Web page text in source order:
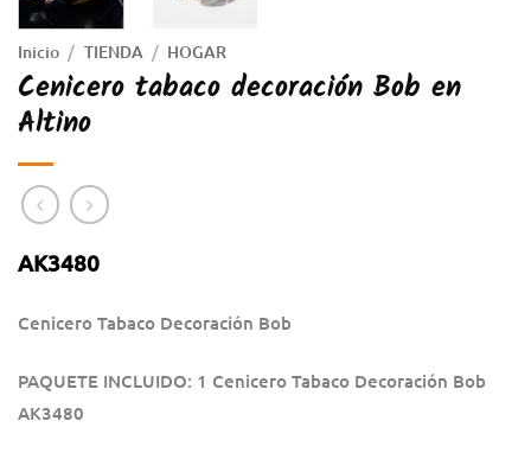
Inicio / TIENDA / HOGAR
Cenicero tabaco decoración Bob en
Altino
AK3480
Cenicero Tabaco Decoración Bob
PAQUETE INCLUIDO: 1 Cenicero Tabaco Decoración Bob
AK3480